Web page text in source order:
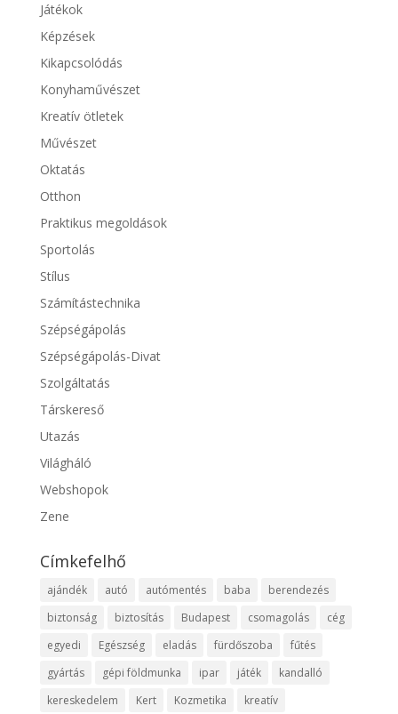
Játékok
Képzések
Kikapcsolódás
Konyhaművészet
Kreatív ötletek
Művészet
Oktatás
Otthon
Praktikus megoldások
Sportolás
Stílus
Számítástechnika
Szépségápolás
Szépségápolás-Divat
Szolgáltatás
Társkereső
Utazás
Világháló
Webshopok
Zene
Címkefelhő
ajándék autó autómentés baba
berendezés
biztonság
biztosítás Budapest csomagolás
cég
egyedi
Egészség eladás fürdőszoba
fűtés
gyártás
gépi földmunka ipar játék
kandalló
kereskedelem
Kert Kozmetika kreatív